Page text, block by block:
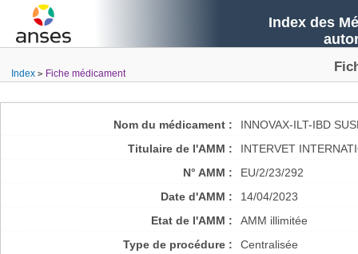
Index des
Index Fiche médicament
Nom du médicament :
INNOVAX-ILT-IBD
Titulaire de l'AMM :
INTERVET
N° AMM :
EU/2/23/292
Date d'AMM :
14/04/2023
Etat de l'AMM :
AMM illimitée
Type de procédure :
Centralisée